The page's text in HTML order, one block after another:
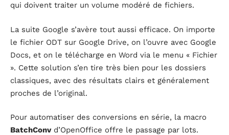
qui doivent traiter un volume modéré de fichiers.
La suite Google s’avère tout aussi efficace. On importe
le fichier ODT sur Google Drive, on l’ouvre avec Google
Docs, et on le télécharge en Word via le menu « Fichier
». Cette solution s’en tire très bien pour les dossiers
classiques, avec des résultats clairs et généralement
proches de l’original.
Pour automatiser des conversions en série, la macro
BatchConvd’OpenOffice offre le passage par lots.